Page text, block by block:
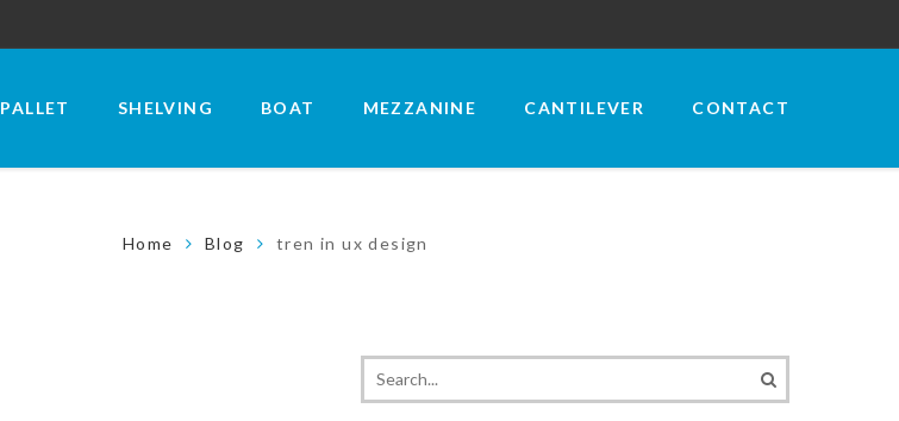
PALLET SHELVING BOAT MEZZANINE CANTILEVER CONTACT
Home Blog tren in ux design